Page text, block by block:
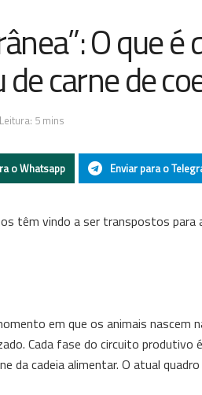
O que
carne de
5 mins
o Whatsapp Enviar para o
têm vindo a ser transpostos para
em que os animais nascem
Cada fase do circuito produtivo
da cadeia alimentar. O atual